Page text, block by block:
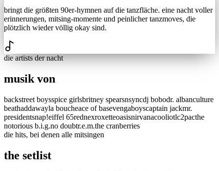
bringt die größten 90er-hymnen auf die tanzfläche. eine nacht voller
erinnerungen, mitsing-momente und peinlicher tanzmoves, die
plötzlich wieder völlig okay sind.
die artists der nacht
musik von
backstreet boysspice girlsbritney spearsnsyncdj bobodr. albanculture
beathaddawayla boucheace of basevengaboyscaptain jackmr.
presidentsnap!eiffel 65rednexroxetteoasisnirvanacooliotlc2pacthe
notorious b.i.g.no doubtr.e.m.the cranberries
die hits, bei denen alle mitsingen
the setlist